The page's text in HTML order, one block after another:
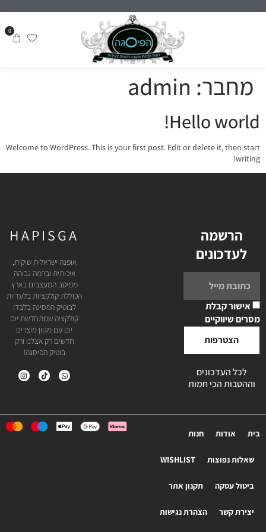
0
מחבר: admin
Hello world!
Welcome to WordPress. This is your first post. Edit or delete it, then start
writing!
הרשמה
לעדכונים
אישור קבלת
מסרים שיווקיים
הצטרפות
לכל העדכונים
וההטבות הכי חמות
HAPISGA
אופנה ישראלית שיקית,
איכותית וברמה גבוהה
ממיטב המעצבים בארץ
הכוללת קולקציות בלעדיות
לבוטיק הפסיגה בלבד!
קולקציה שמתחדשת יום
יום עם מגוון מוצרים
חדשים רק אצלנו ורק
בוטיק הפיסגה!
בית אודות חנות
שאלות נפוצות WISHLIST
ביטול עסקה תקנון אתר
יצירת קשר הצהרת נגישות